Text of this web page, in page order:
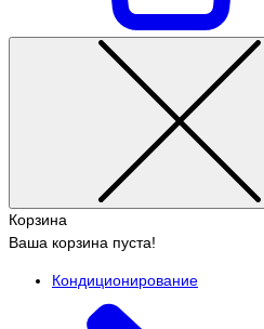
Корзина
Ваша корзина пуста!
Кондиционирование